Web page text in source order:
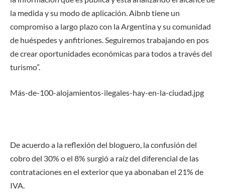
la medida y su modo de aplicación. Aibnb tiene un
compromiso a largo plazo con la Argentina y su comunidad
de huéspedes y anfitriones. Seguiremos trabajando en pos
de crear oportunidades económicas para todos a través del
turismo”.
Más-de-100-alojamientos-ilegales-hay-en-la-ciudad.jpg
De acuerdo a la reflexión del bloguero, la confusión del
cobro del 30% o el 8% surgió a raíz del diferencial de las
contrataciones en el exterior que ya abonaban el 21% de
IVA.